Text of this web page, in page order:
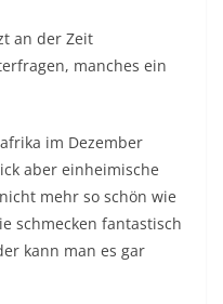
an der Zeit
manches ein
im Dezember
aber einheimische
mehr so schön wie
schmecken fantastisch
kann man es gar